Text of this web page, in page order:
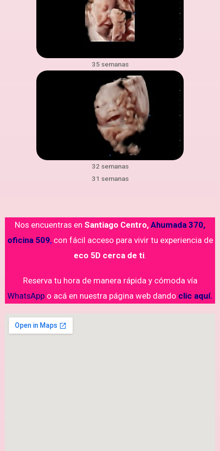
35 semanas
32 semanas
31 semanas
Nos encuentras en Santiago Centro, Ahumada 370,
oficina 509,con fácil acceso para vivir tu experiencia de
eco 5D cerca de ti.
Reserva tu hora de manera rápida y cómoda vía
WhatsApp o acá en nuestra página web dando clic aquí.